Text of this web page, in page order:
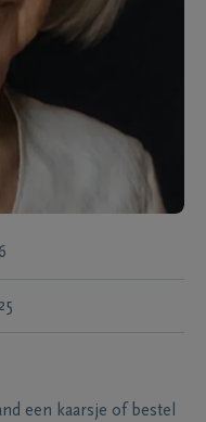
een kaarsje of bestel